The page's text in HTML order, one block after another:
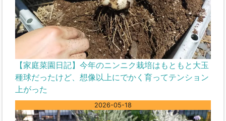
【家庭菜園日記】今年のニンニク栽培はもともと大玉
種球だったけど、想像以上にでかく育ってテンション
上がった
2026-05-18